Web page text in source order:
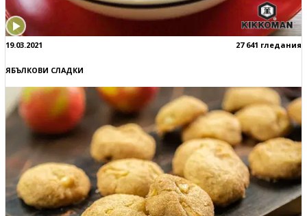
19.03.2021 27 641 гледания
ЯБЪЛКОВИ СЛАДКИ